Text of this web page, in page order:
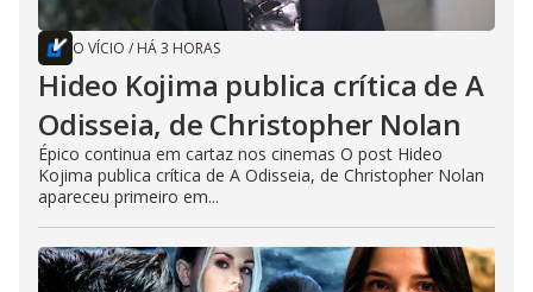
O VÍCIO / HÁ 3 HORAS
Hideo Kojima publica crítica de A
Odisseia, de Christopher Nolan
Épico continua em cartaz nos cinemas O post Hideo
Kojima publica crítica de A Odisseia, de Christopher Nolan
apareceu primeiro em...